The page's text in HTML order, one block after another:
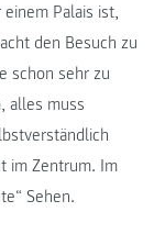
Palais ist,
den Besuch zu
schon sehr zu
alles muss
im Zentrum. Im
Sehen.